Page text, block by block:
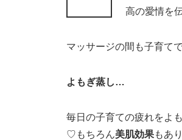
高の愛情を伝
マッサージの間も子育て
よもぎ蒸し…
毎日の子育ての疲れをよ
♡もちろん美肌効果もあ